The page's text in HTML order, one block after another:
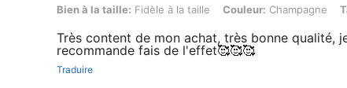
Bien à la taille: Fidèle à la taille, Couleur: Champagne, Taille:
Bien à la taille: Fidèle à la taille Couleur: Champagne
Très content de mon achat, très bonne qualité,
recommande fais de l'effet🥰🥰🥰
Traduire